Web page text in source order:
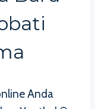
Anda